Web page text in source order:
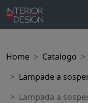
Home Catalogo
Lampade a
Lampada a